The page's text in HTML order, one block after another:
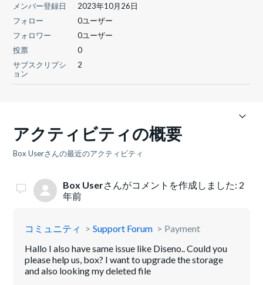
メンバー登録日
2023年10月26日
フォロー
0ユーザー
フォロワー
0ユーザー
投票
0
サブスクリプシ
ョン
2
アクティビティの概要
Box Userさんの最近のアクティビティ
Box Userさんがコメントを作成しました: 2
年前
コミュニティ Support Forum
Payment
Hallo I also have same issue like Diseno.. Could you
please help us, box? I want to upgrade the storage
and also looking my deleted file